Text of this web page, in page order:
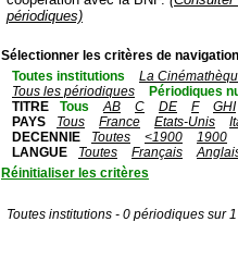
périodiques)
Sélectionner les critères de
Toutes institutions
La
Tous les périodiques
Périodiques
TITRE
Tous AB C DE F
GHI
PAYS
Tous France Etats-Unis
DECENNIE
Toutes <1900
1900
LANGUE
Toutes Français
Réinitialiser les critères
Toutes institutions - 0 périodiques sur